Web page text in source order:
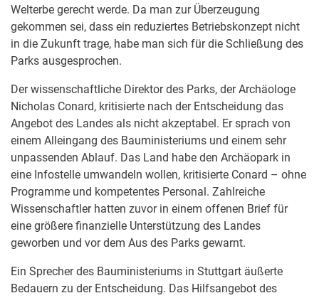
Welterbe gerecht werde. Da man zur Überzeugung
gekommen sei, dass ein reduziertes Betriebskonzept nicht
in die Zukunft trage, habe man sich für die Schließung des
Parks ausgesprochen.
Der wissenschaftliche Direktor des Parks, der Archäologe
Nicholas Conard, kritisierte nach der Entscheidung das
Angebot des Landes als nicht akzeptabel. Er sprach von
einem Alleingang des Bauministeriums und einem sehr
unpassenden Ablauf. Das Land habe den Archäopark in
eine Infostelle umwandeln wollen, kritisierte Conard – ohne
Programme und kompetentes Personal. Zahlreiche
Wissenschaftler hatten zuvor in einem offenen Brief für
eine größere finanzielle Unterstützung des Landes
geworben und vor dem Aus des Parks gewarnt.
Ein Sprecher des Bauministeriums in Stuttgart äußerte
Bedauern zu der Entscheidung. Das Hilfsangebot des